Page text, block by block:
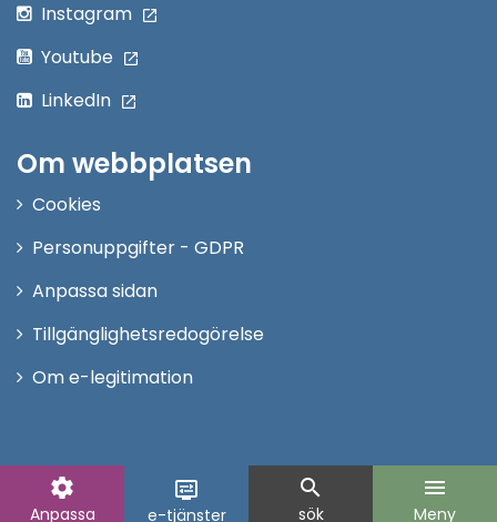
settings
Anpassa
display_settings
e-tjänster
search
sök
menu
Meny
Instagram
Youtube
LinkedIn
Om webbplatsen
Cookies
Personuppgifter - GDPR
Anpassa sidan
Tillgänglighetsredogörelse
Om e-legitimation